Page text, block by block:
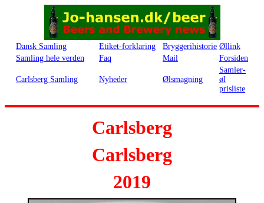
Dansk Samling Etiket-forklaring Bryggerihistorie Øllink
Samling hele verden
Faq Mail Forsiden
Carlsberg Samling Nyheder Ølsmagning
Samler-
øl
prisliste
Carlsberg
Carlsberg
2019